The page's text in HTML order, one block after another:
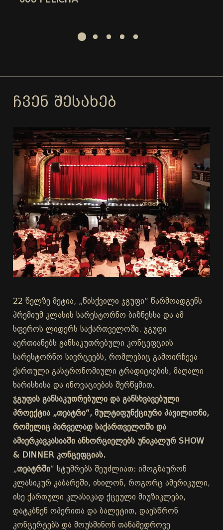
ᲩᲕᲔᲜ ᲨᲔᲡᲐᲮᲔᲑ
22 წელზე მეტია, „წისქვილი ჯგუფი“ წარმოადგენს
პრემიუმ კლასის სარესტორნო ბიზნესსა და ამ
სფეროს ლიდერს საქართველოში. ჯგუფი
აერთიანებს განსაკუთრებული კონცეფციის
სარესტორნო სივრცეებს, რომლებიც გამოირჩევა
ქართული გასტრონომიული ტრადიციების, მაღალი
ხარისხისა და ინოვაციების შერწყმით.
ჯგუფის განსაკუთრებული და განსხვავებული
პროექტია „თეატრი“, მულტიფუნქციური პავილიონი,
რომელიც პირველად საქართველოში და
ამიერკავკასიაში ანხორციელებს უნიკალურ SHOW
& DINNER კონცეფციას.
„თეატრში“ სტუმრებს შეუძლიათ: იმოგზაურონ
კლასიკურ კაბარეში, იხილონ, როგორც ამერიკული,
ისე ქართული კლასიკად ქცეული მიუზიკლები,
დატკბნენ ოპერითა და ბალეტით, დაესწრონ
კონცერტებს და მოუსმინონ თანამედროვე